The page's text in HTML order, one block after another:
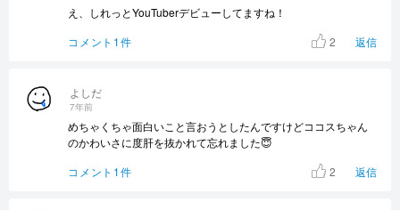
よしだ
7年前
めちゃくちゃ面白いこと言おうとしたんですけどココスちゃん
のかわいさに度肝を抜かれて忘れました😇
コメント1件
2 返信
え、しれっとYouTuberデビューしてますね！
コメント1件
2 返信